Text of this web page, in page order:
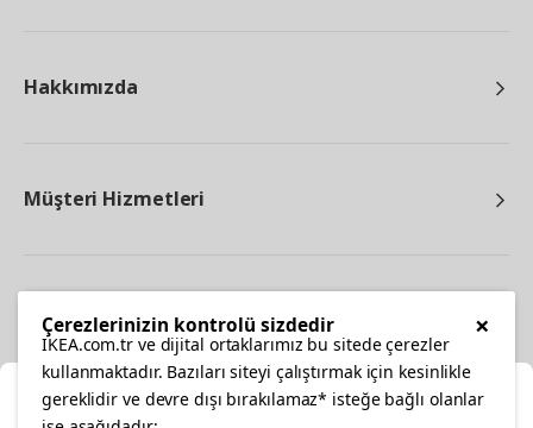
Hakkımızda
Müşteri Hizmetleri
×
Çerezlerinizin kontrolü sizdedir
IKEA.com.tr ve dijital ortaklarımız bu sitede çerezler
kullanmaktadır. Bazıları siteyi çalıştırmak için kesinlikle
gereklidir ve devre dışı bırakılamaz* isteğe bağlı olanlar